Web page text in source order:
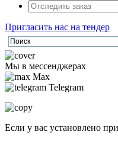
Пригласить нас на тендер
Мы в мессенджерах
Max
Telegram
Если у вас установлено